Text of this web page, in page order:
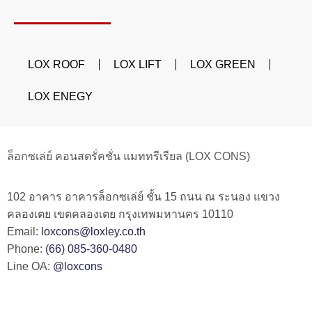
LOX ROOF LOX LIFT LOX GREEN
LOX ENEGY
ล็อกซเล่ย์ คอนสตรั่คชั่น แมททรีเรียล (LOX CONS)
102 อาคาร อาคารล็อกซเล่ย์ ชั้น 15 ถนน ณ ระนอง แขวง
คลองเตย เขตคลองเตย กรุงเทพมหานคร 10110
Email: loxcons@loxley.co.th
Phone: (66) 085-360-0480
Line OA: @loxcons